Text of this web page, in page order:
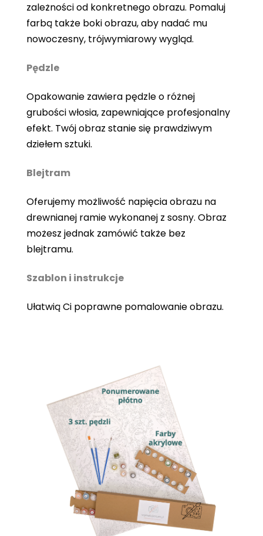
zależności od konkretnego obrazu. Pomaluj
farbą także boki obrazu, aby nadać mu
nowoczesny, trójwymiarowy wygląd.
Pędzle
Opakowanie zawiera pędzle o różnej
grubości włosia, zapewniające profesjonalny
efekt. Twój obraz stanie się prawdziwym
dziełem sztuki.
Blejtram
Oferujemy możliwość napięcia obrazu na
drewnianej ramie wykonanej z sosny. Obraz
możesz jednak zamówić także bez
blejtramu.
Szablon i instrukcje
Ułatwią Ci poprawne pomalowanie obrazu.